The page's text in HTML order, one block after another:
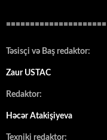
=====================
Təsisçi və Baş redaktor:
Zaur USTAC
Redaktor:
Həcər Atakişiyeva
Texniki redaktor: